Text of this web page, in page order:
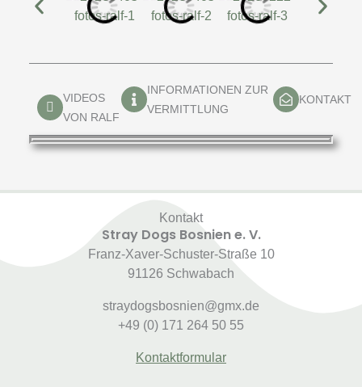
VIDEOS
VON RALF
INFORMATIONEN ZUR
VERMITTLUNG
KONTAKT
Kontakt
Stray Dogs Bosnien e. V.
Franz-Xaver-Schuster-Straße 10
91126 Schwabach
straydogsbosnien@gmx.de
+49 (0) 171 264 50 55
Kontaktformular